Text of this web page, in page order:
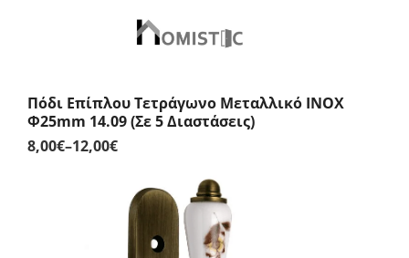
Πόδι Επίπλου Τετράγωνο Μεταλλικό INOX
Φ25mm 14.09 (Σε 5 Διαστάσεις)
8,00€–12,00€Price
8,00€
through
12,00€